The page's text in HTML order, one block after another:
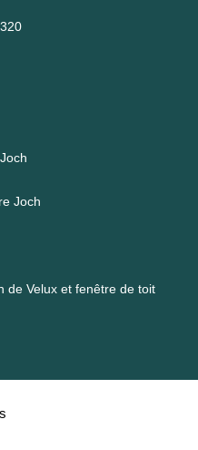
Joch
de Velux et fenêtre de toit